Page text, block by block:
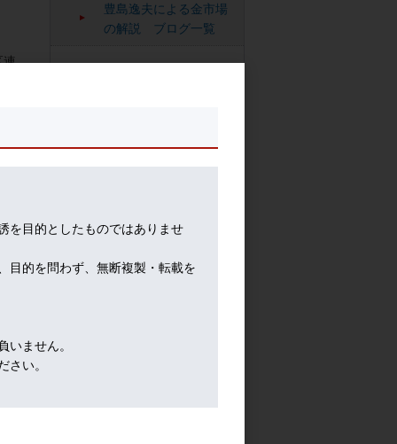
豊島逸夫による金市場
の解説 ブログ一覧
連
、
を目的としたものではありませ
目的を問わず、無断複製・転載を
ません。
い。